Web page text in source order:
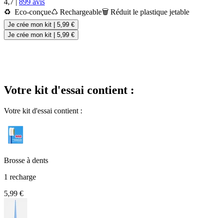
4,7
899 avis
♻️ Eco-conçue♺ Rechargeable🗑️ Réduit le plastique jetable
Je crée mon kit
5,99 €
Je crée mon kit
5,99 €
Votre kit d'essai contient :
Votre kit d'essai contient :
Brosse à dents
1 recharge
5,99 €